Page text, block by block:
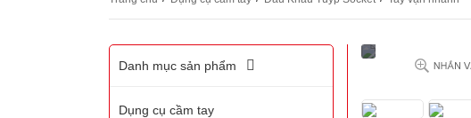
Danh mục sản phẩm
Dụng cụ cầm tay